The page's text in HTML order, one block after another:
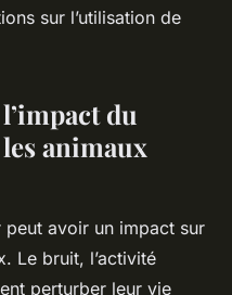
sur l’utilisation de
du
animaux
avoir un impact sur
Le bruit, l’activité
perturber leur vie